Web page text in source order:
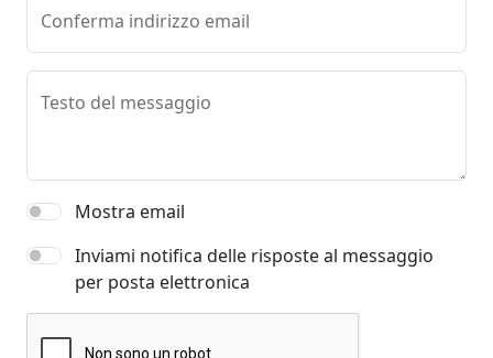
Conferma indirizzo email
Testo del messaggio
Mostra email
Inviami notifica delle risposte al messaggio
per posta elettronica